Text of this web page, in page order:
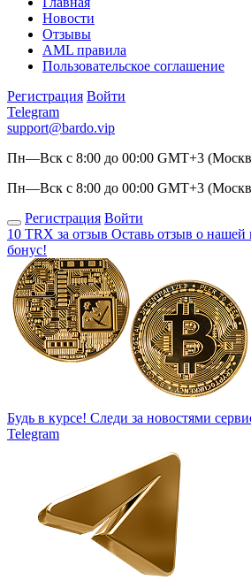
Новости
Отзывы
AML правила
Пользовательское соглашение
Регистрация Войти
Telegram
support@bardo.vip
Пн—Вск с 8:00 до 00:00 GMT+3
Пн—Вск с 8:00 до 00:00 GMT+3
Регистрация Войти
10 TRX за отзыв Оставь отзыв о
бонус!
Будь в курсе! Следи за новостями
Telegram